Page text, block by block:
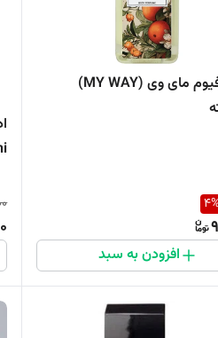
بادی پرفیوم مای وی (MY WAY)
4
افزودن به سبد